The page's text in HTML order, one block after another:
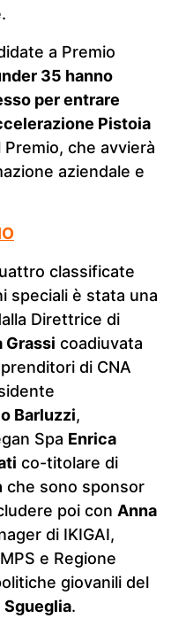
a Premio
35 hanno
per entrare
Pistoia
che avvierà
aziendale e
classificate
speciali è stata una
Direttrice di
Grassi coadiuvata
di CNA
Barluzzi,
Spa Enrica
co-titolare di
che sono sponsor
poi con Anna
di IKIGAI,
e Regione
giovanili del
Sgueglia.